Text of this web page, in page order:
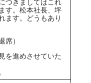
つきましてはこれ
す。松本社長、坪
ます。どうもあり
席）
を進めさせていた